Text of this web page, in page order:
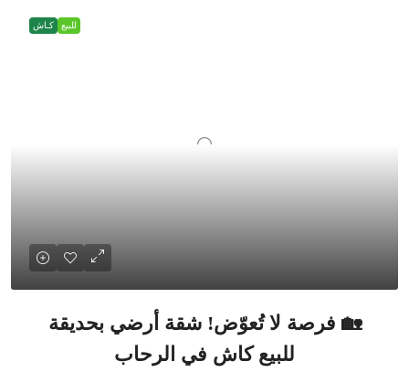
للبيع كـاش
🏡 فرصة لا تُعوّض! شقة أرضي بحديقة
للبيع كاش في الرحاب